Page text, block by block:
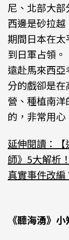
尼、北部大部
西邊是砂拉
期間日本在
到日軍占領
遠赴馬來西
分的戲卻是
營、種植南
的，非常用心
延伸閱讀：
師》5大解析
真實事件改編
《聽海湧》